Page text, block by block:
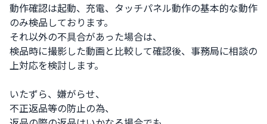
動作確認は起動、充電、タッチパネル動作の基本的な動作
のみ検品しております。
それ以外の不具合があった場合は、
検品時に撮影した動画と比較して確認後、事務局に相談の
上対応を検討します。
いたずら、嫌がらせ、
不正返品等の防止の為、